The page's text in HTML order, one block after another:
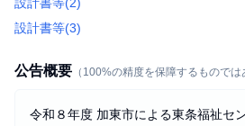
設計書等(3)
公告概要 （100%の精度を保障するものでは
令和８年度 加東市による東条福祉セ